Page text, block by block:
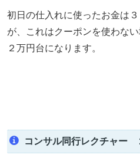
初日の仕入れに使ったお金は
が、これはクーポンを使わな
２万円台になります。
コンサル同行レクチャー